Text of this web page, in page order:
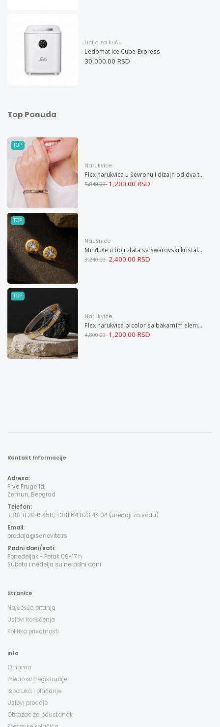
Linija za kuću
Ledomat Ice Cube Express
30,000.00 RSD
Top Ponuda
TOP
Narukvice
Flex narukvica u ševronu i dizajn od dva tona XXL
5,040.00 1,200.00 RSD
TOP
Naušnice
Minđuše u boji zlata sa Swarovski kristalom i magnetom
3,240.00 2,400.00 RSD
TOP
Narukvice
Flex narukvica bicolor sa bakarnim elementima XL
4,800.00 1,200.00 RSD
Kontakt Informacije
Adresa:
Prve Pruge 1d,
Zemun, Beograd
Telefon:
+381 11 2016 450, +381 64 823 44 04 (uređaji za vodu)
Email:
prodaja@sanovita.rs
Radni dani/sati:
Ponedeljak - Petak 09-17 h
Subota i nedelja su neradni dani
Stranice
Najčešća pitanja
Uslovi korišćenja
Politika privatnosti
Info
O nama
Prednosti registracije
Isporuka i plaćanje
Uslovi prodaje
Obrazac za odustanak